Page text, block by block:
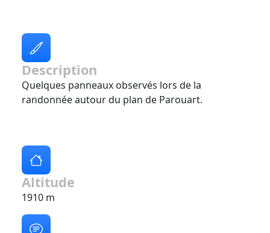
Description
Quelques panneaux observés lors de la
randonnée autour du plan de Parouart.
Altitude
1910 m